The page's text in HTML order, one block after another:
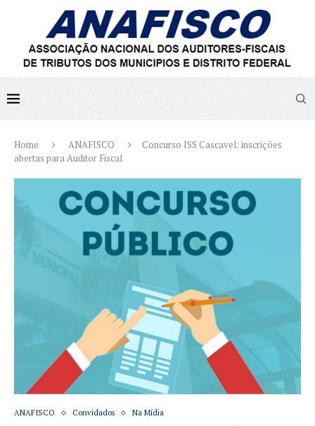
Home ANAFISCO
Concurso ISS Cascavel: inscrições
abertas para Auditor Fiscal
ANAFISCO Convidados Na Mídia